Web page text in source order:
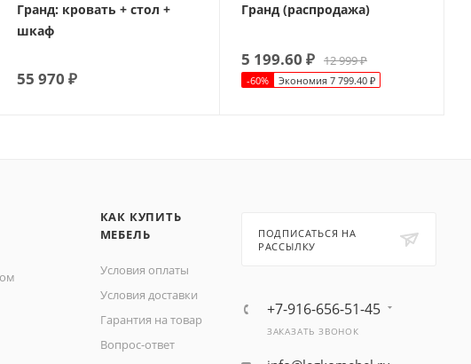
Гранд: кровать + стол +
шкаф
55 970 ₽
Гранд (распродажа)
5 199.60 ₽ 12 999₽
-60% Экономия 7 799.40 ₽
КАК КУПИТЬ
МЕБЕЛЬ
Условия оплаты
Условия доставки
Гарантия на товар
Вопрос-ответ
ПОДПИСАТЬСЯ НА
РАССЫЛКУ
+7-916-656-51-45
ЗАКАЗАТЬ ЗВОНОК